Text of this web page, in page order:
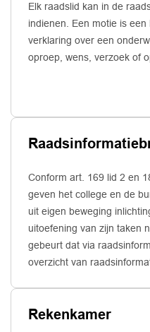
Elk raadslid kan in de
indienen. Een motie is
verklaring over een
oproep, wens, verzoek of
Conform art. 169 lid 2 en
geven het college en de
uit eigen beweging
uitoefening van zijn taken
gebeurt dat via raadsinformatie-
overzicht van
Rekenkamer